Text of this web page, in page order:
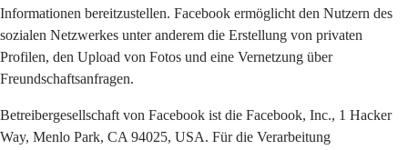
Informationen bereitzustellen. Facebook ermöglicht den Nutzern des
sozialen Netzwerkes unter anderem die Erstellung von privaten
Profilen, den Upload von Fotos und eine Vernetzung über
Freundschaftsanfragen.
Betreibergesellschaft von Facebook ist die Facebook, Inc., 1 Hacker
Way, Menlo Park, CA 94025, USA. Für die Verarbeitung